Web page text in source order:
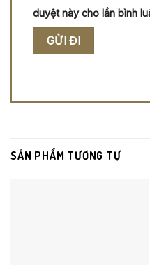
duyệt này cho lần bình
SẢN PHẨM TƯƠNG TỰ